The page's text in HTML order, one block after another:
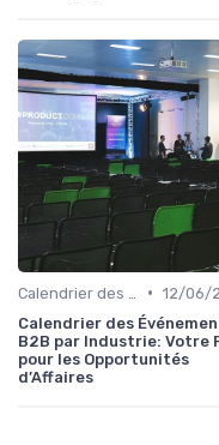
• 12/06/
Calendrier des
B2B par Industrie: Votre
pour les Opportunités
d’Affaires